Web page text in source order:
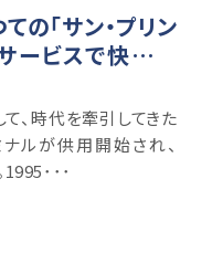
の「サン・プリン
ービスで快適な
ライン別最新情
、時代を牽引してきた
ルが供用開始され、
1995･･･